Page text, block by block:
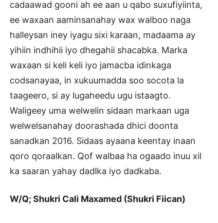
cadaawad gooni ah ee aan u qabo suxufiyiinta,
ee waxaan aaminsanahay wax walboo naga
halleysan iney iyagu sixi karaan, madaama ay
yihiin indhihii iyo dhegahii shacabka. Marka
waxaan si keli keli iyo jamacba idinkaga
codsanayaa, in xukuumadda soo socota la
taageero, si ay lugaheedu ugu istaagto.
Waligeey uma welwelin sidaan markaan uga
welwelsanahay doorashada dhici doonta
sanadkan 2016. Sidaas ayaana keentay inaan
qoro qoraalkan. Qof walbaa ha ogaado inuu xil
ka saaran yahay dadlka iyo dadkaba.
W/Q; Shukri Cali Maxamed (Shukri Fiican)